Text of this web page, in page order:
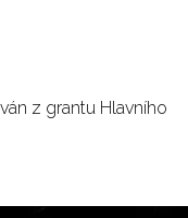
z grantu Hlavního